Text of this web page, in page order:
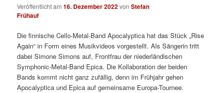
Veröffentlicht am16. Dezember 2022vonStefan
Frühauf
Die finnische Cello-Metal-Band Apocalyptica hat das Stück „Rise
Again“ in Form eines Musikvideos vorgestellt. Als Sängerin tritt
dabei Simone Simons auf, Frontfrau der niederländischen
Symphonic-Metal-Band Epica. Die Kollaboration der beiden
Bands kommt nicht ganz zufällig, denn im Frühjahr gehen
Apocalyptica und Epica auf gemeinsame Europa-Tournee.